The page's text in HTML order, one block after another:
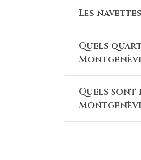
Les
Quels
Quels sont